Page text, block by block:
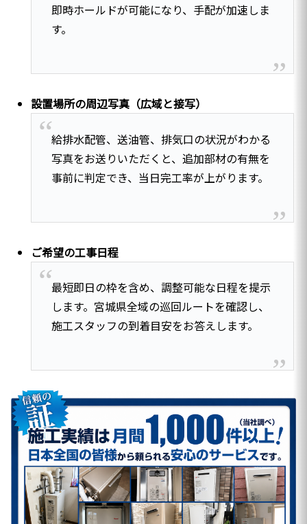
即時ホールドが可能になり、手配が加速しま
す。
設置場所の周辺写真（広域と接写）
給排水配管、送油管、排気口の状況がわかる
写真をお送りいただくと、追加部材の有無を
事前に判定でき、当日完工率が上がります。
ご希望の工事日程
最短即日の枠を含め、調整可能な日程を提示
します。宮城県全域の巡回ルートを確認し、
施工スタッフの到着目安をお答えします。